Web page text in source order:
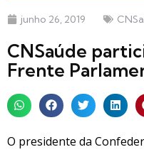
junho 26, 2019
CNSaúde
Frente
O presidente da